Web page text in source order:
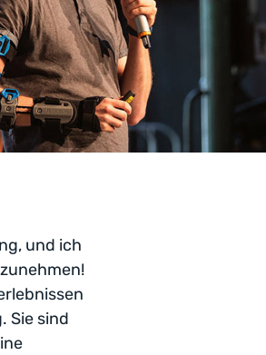
und ich
Sie sind